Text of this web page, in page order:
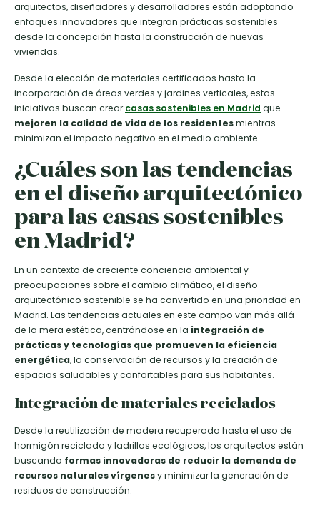
arquitectos, diseñadores y desarrolladores están adoptando
enfoques innovadores que integran prácticas sostenibles
desde la concepción hasta la construcción de nuevas
viviendas.
Desde la elección de materiales certificados hasta la
incorporación de áreas verdes y jardines verticales, estas
iniciativas buscan crearcasas sostenibles en Madrid que
mejoren la calidad de vida de los residentesmientras
minimizan el impacto negativo en el medio ambiente.
¿Cuáles son las tendencias
en el diseño arquitectónico
para las casas sostenibles
en Madrid?
En un contexto de creciente conciencia ambiental y
preocupaciones sobre el cambio climático, el diseño
arquitectónico sostenible se ha convertido en una prioridad en
Madrid. Las tendencias actuales en este campo van más allá
de la mera estética, centrándose en la integración de
prácticas y tecnologías que promueven la eficiencia
energética, la conservación de recursos y la creación de
espacios saludables y confortables para sus habitantes.
Integración de materiales reciclados
Desde la reutilización de madera recuperada hasta el uso de
hormigón reciclado y ladrillos ecológicos, los arquitectos están
buscando formas innovadoras de reducir la demanda de
recursos naturales vírgenesy minimizar la generación de
residuos de construcción.